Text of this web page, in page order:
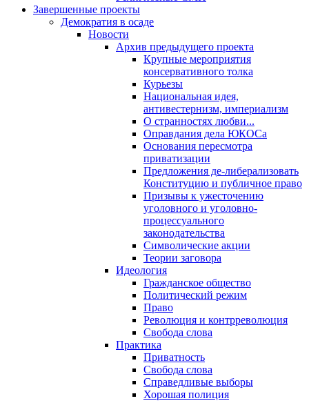
Завершенные проекты
Демократия в осаде
Новости
Архив предыдущего проекта
Крупные мероприятия
консервативного толка
Курьезы
Национальная идея,
антивестернизм, империализм
О странностях любви...
Оправдания дела ЮКОСа
Основания пересмотра
приватизации
Предложения де-либерализовать
Конституцию и публичное право
Призывы к ужесточению
уголовного и уголовно-
процессуального
законодательства
Символические акции
Теории заговора
Идеология
Гражданское общество
Политический режим
Право
Революция и контрреволюция
Свобода слова
Практика
Приватность
Свобода слова
Справедливые выборы
Хорошая полиция